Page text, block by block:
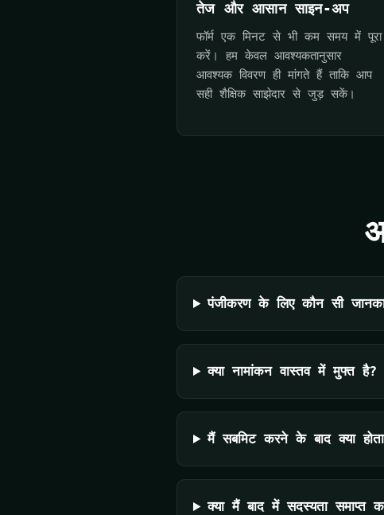
तेज और आसान साइन-अप
फॉर्म एक मिनट से भी कम समय में पूरा
करें। हम केवल आवश्यकतानुसार
आवश्यक विवरण ही मांगते हैं ताकि आप
सही शैक्षिक साझेदार से जुड़ सकें।
पंजीकरण के लिए कौन सी
क्या नामांकन वास्तव में मुफ्त है?
मैं सबमिट करने के बाद क्या
क्या मैं बाद में सदस्यता समाप्त